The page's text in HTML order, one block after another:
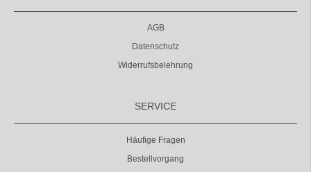
AGB
Datenschutz
Widerrufsbelehrung
SERVICE
Häufige Fragen
Bestellvorgang